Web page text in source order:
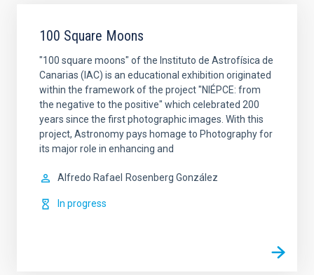
100 Square Moons
"100 square moons" of the Instituto de Astrofísica de
Canarias (IAC) is an educational exhibition originated
within the framework of the project "NIÉPCE: from
the negative to the positive" which celebrated 200
years since the first photographic images. With this
project, Astronomy pays homage to Photography for
its major role in enhancing and
Alfredo Rafael Rosenberg González
In progress